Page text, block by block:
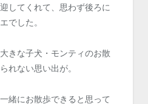
してくれて、思わず後ろに
でした。
きな子犬・モンティのお散
れない思い出が。
緒にお散歩できると思って